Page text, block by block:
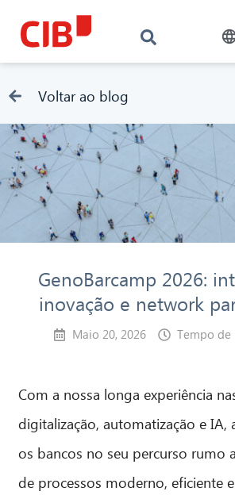
Voltar ao blog
GenoBarcamp 2026:
inovação e network
Maio 20, 2026 Tempo de
Com a nossa longa experiência
digitalização, automatização e IA,
os bancos no seu percurso rumo
de processos moderno, eficiente